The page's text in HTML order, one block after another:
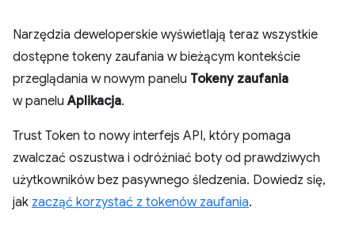
Narzędzia deweloperskie wyświetlają teraz wszystkie
dostępne tokeny zaufania w bieżącym kontekście
przeglądania w nowym panelu Tokeny zaufania
w paneluAplikacja.
Trust Token to nowy interfejs API, który pomaga
zwalczać oszustwa i odróżniać boty od prawdziwych
użytkowników bez pasywnego śledzenia. Dowiedz się,
jak zacząć korzystać z tokenów zaufania.